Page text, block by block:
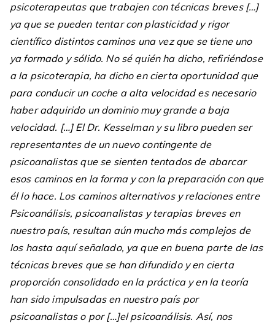
psicoterapeutas que trabajen con técnicas breves […]
ya que se pueden tentar con plasticidad y rigor
científico distintos caminos una vez que se tiene uno
ya formado y sólido. No sé quién ha dicho, refiriéndose
a la psicoterapia, ha dicho en cierta oportunidad que
para conducir un coche a alta velocidad es necesario
haber adquirido un dominio muy grande a baja
velocidad. […] El Dr. Kesselman y su libro pueden ser
representantes de un nuevo contingente de
psicoanalistas que se sienten tentados de abarcar
esos caminos en la forma y con la preparación con que
él lo hace. Los caminos alternativos y relaciones entre
Psicoanálisis, psicoanalistas y terapias breves en
nuestro país, resultan aún mucho más complejos de
los hasta aquí señalado, ya que en buena parte de las
técnicas breves que se han difundido y en cierta
proporción consolidado en la práctica y en la teoría
han sido impulsadas en nuestro país por
psicoanalistas o por […]el psicoanálisis. Así, nos